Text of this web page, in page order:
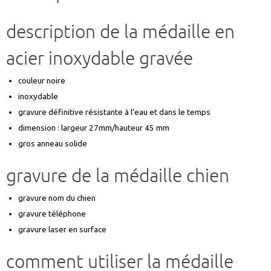
description de la médaille en
acier inoxydable gravée
couleur noire
inoxydable
gravure définitive résistante à l’eau et dans le temps
dimension : largeur 27mm/hauteur 45 mm
gros anneau solide
gravure de la médaille chien
gravure nom du chien
gravure téléphone
gravure laser en surface
comment utiliser la médaille